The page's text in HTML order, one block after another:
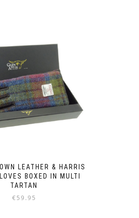
variaties.
optie
kan
gekozen
worden
op
de
productpagina
LEATHER & HARRIS
BOXED IN MULTI
TARTAN
€59.95